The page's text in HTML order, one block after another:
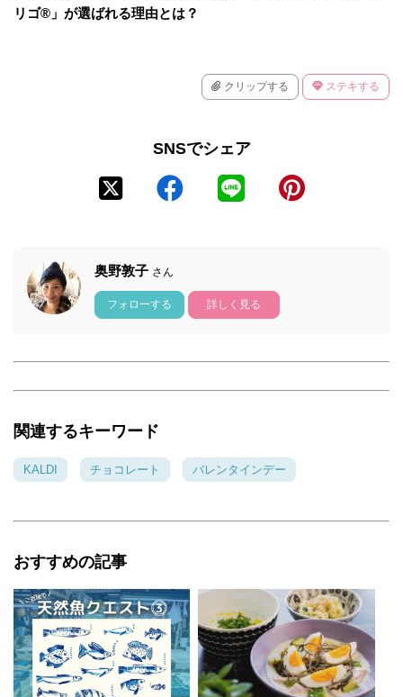
リゴ®」が選ばれる理由とは？
クリップする ステキする
SNSでシェア
奥野敦子 さん
フォローする 詳しく見る
関連するキーワード
KALDI チョコレート バレンタインデー
おすすめの記事